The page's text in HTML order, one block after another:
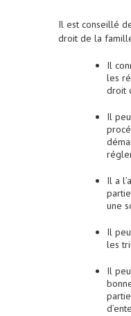
Il est conseillé
droit de la
Il
les
droit
Il
Il a
une
Il
les
Il